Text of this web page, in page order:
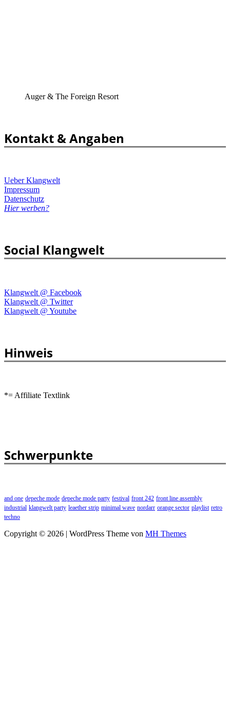
Auger & The Foreign Resort
Kontakt & Angaben
Ueber Klangwelt
Impressum
Datenschutz
Hier werben?
Social Klangwelt
Klangwelt @ Facebook
Klangwelt @ Twitter
Klangwelt @ Youtube
Hinweis
*= Affiliate Textlink
Schwerpunkte
and one depeche mode depeche mode party festival front 242 front line assembly
industrial klangwelt party leaether strip minimal wave nordarr orange sector playlist retro
techno
Copyright © 2026 | WordPress Theme von MH Themes